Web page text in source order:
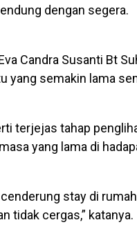
dengan segera.
Candra Susanti Bt
yang semakin lama
terjejas tahap
yang lama di
stay di
tidak cergas,” katanya.